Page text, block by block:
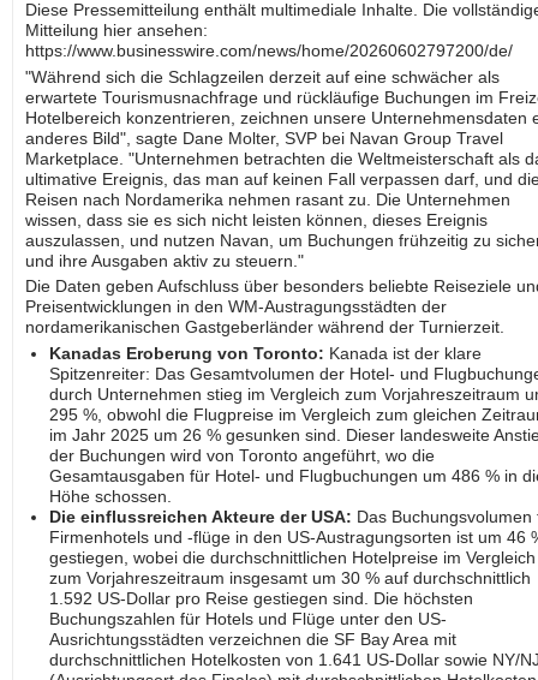
Diese Pressemitteilung enthält multimediale Inhalte. Die
Mitteilung hier ansehen:
https://www.businesswire.com/news/home/20260602797200/de/
"Während sich die Schlagzeilen derzeit auf eine schwächer als
erwartete Tourismusnachfrage und rückläufige Buchungen im
Hotelbereich konzentrieren, zeichnen unsere Unternehmensdaten
anderes Bild", sagte Dane Molter, SVP bei Navan Group Travel
Marketplace. "Unternehmen betrachten die Weltmeisterschaft als
ultimative Ereignis, das man auf keinen Fall verpassen darf, und
Reisen nach Nordamerika nehmen rasant zu. Die Unternehmen
wissen, dass sie es sich nicht leisten können, dieses Ereignis
auszulassen, und nutzen Navan, um Buchungen frühzeitig zu
und ihre Ausgaben aktiv zu steuern."
Die Daten geben Aufschluss über besonders beliebte Reiseziele
Preisentwicklungen in den WM-Austragungsstädten der
nordamerikanischen Gastgeberländer während der Turnierzeit.
Kanadas Eroberung von Toronto: Kanada ist der klare
Spitzenreiter: Das Gesamtvolumen der Hotel- und
durch Unternehmen stieg im Vergleich zum Vorjahreszeitraum
295 %, obwohl die Flugpreise im Vergleich zum gleichen
im Jahr 2025 um 26 % gesunken sind. Dieser landesweite
der Buchungen wird von Toronto angeführt, wo die
Gesamtausgaben für Hotel- und Flugbuchungen um 486 % in
Höhe schossen.
Die einflussreichen Akteure der USA: Das Buchungsvolumen
Firmenhotels und -flüge in den US-Austragungsorten ist um 46
gestiegen, wobei die durchschnittlichen Hotelpreise im Vergleich
zum Vorjahreszeitraum insgesamt um 30 % auf durchschnittlich
1.592 US-Dollar pro Reise gestiegen sind. Die höchsten
Buchungszahlen für Hotels und Flüge unter den US-
Ausrichtungsstädten verzeichnen die SF Bay Area mit
durchschnittlichen Hotelkosten von 1.641 US-Dollar sowie NY/